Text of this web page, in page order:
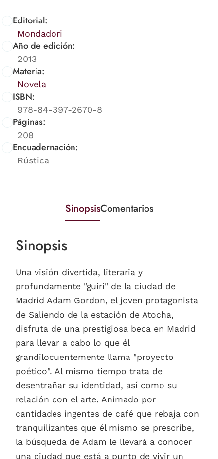
Editorial:
Mondadori
Año de edición:
2013
Materia:
Novela
ISBN:
978-84-397-2670-8
Páginas:
208
Encuadernación:
Rústica
SinopsisComentarios
Sinopsis
Una visión divertida, literaria y
profundamente "guiri" de la ciudad de
Madrid Adam Gordon, el joven protagonista
de Saliendo de la estación de Atocha,
disfruta de una prestigiosa beca en Madrid
para llevar a cabo lo que él
grandilocuentemente llama "proyecto
poético". Al mismo tiempo trata de
desentrañar su identidad, así como su
relación con el arte. Animado por
cantidades ingentes de café que rebaja con
tranquilizantes que él mismo se prescribe,
la búsqueda de Adam le llevará a conocer
una ciudad que está a punto de vivir un